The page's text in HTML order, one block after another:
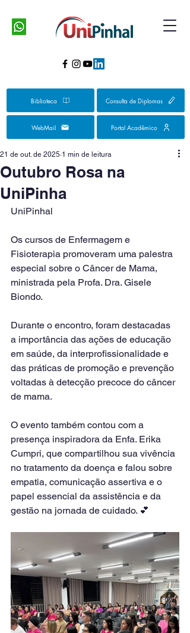
Biblioteca Consulta de Diplomas
WebMail Portal Acadêmico
Outubro Rosa na
UniPinha
21 de out. de 2025 1 min de leitura
UniPinhal
Os cursos de Enfermagem e
Fisioterapia promoveram uma palestra
especial sobre o Câncer de Mama,
ministrada pela Profa. Dra. Gisele
Biondo.
Durante o encontro, foram destacadas
a importância das ações de educação
em saúde, da interprofissionalidade e
das práticas de promoção e prevenção
voltadas à detecção precoce do câncer
de mama.
O evento também contou com a
presença inspiradora da Enfa. Erika
Cumpri, que compartilhou sua vivência
no tratamento da doença e falou sobre
empatia, comunicação assertiva e o
papel essencial da assistência e da
gestão na jornada de cuidado. 💕